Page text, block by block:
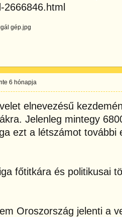
gép.jpg
6 hónapja
elnevezésű
Jelenleg mintegy
ezt a létszámot további
főtitkára és politikusai
Oroszország jelenti a